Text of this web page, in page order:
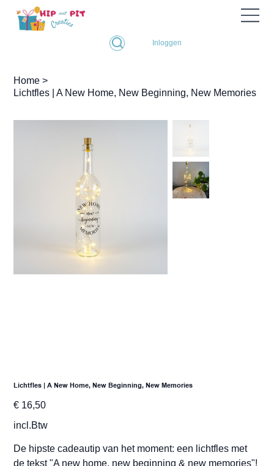
Inloggen
Home >
Lichtfles | A New Home, New Beginning, New Memories
Lichtfles | A New Home, New Beginning, New Memories
Prijs
€ 16,50
incl.Btw
De hipste cadeautip van het moment: een lichtfles met
de tekst "A new home, new beginning & new memories"!